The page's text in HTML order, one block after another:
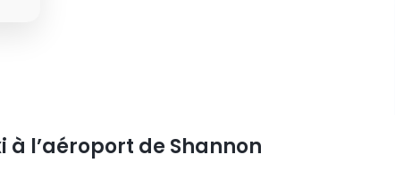
l’aéroport de Shannon